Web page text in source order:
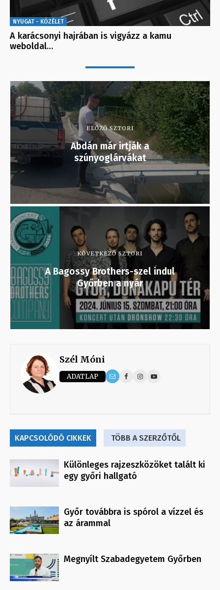
NYUGAT - KÖZÉLET
A karácsonyi hajrában is vigyázz a kamu
weboldal…
ELŐZŐ SZTORI
Abdán már irtják a
szúnyoglárvákat
KÖVETKEZŐ SZTORI
A Bagossy Brothers-szel indul
Győrben a nyár
Szél Móni
ADATLAP
KAPCSOLÓDÓ CIKKEK TÖBB A SZERZŐTŐL
Különleges rajzeszközöket talált ki
egy győri hallgató
Győr továbbra is spórol a vízzel és
az árammal
Megnyílt Szabadegyetem Győrben